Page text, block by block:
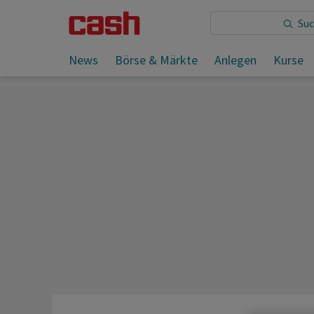
News Börse & Märkte Anlegen Kurse
Sie lesen: